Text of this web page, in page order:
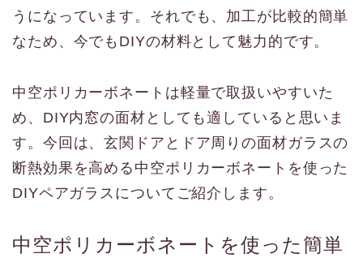
うになっています。それでも、加工が比較的簡単
なため、今でもDIYの材料として魅力的です。
中空ポリカーボネートは軽量で取扱いやすいた
め、DIY内窓の面材としても適していると思いま
す。今回は、玄関ドアとドア周りの面材ガラスの
断熱効果を高める中空ポリカーボネートを使った
DIYペアガラスについてご紹介します。
中空ポリカーボネートを使った簡単